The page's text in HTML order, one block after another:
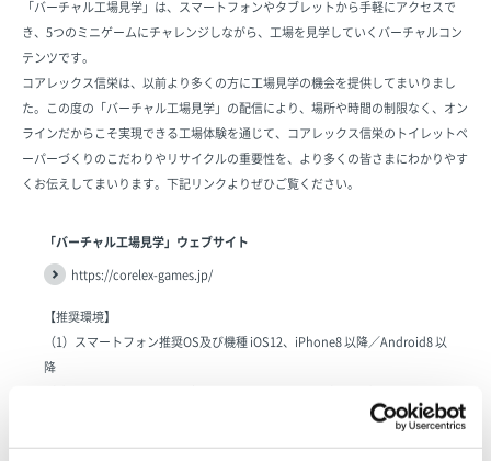
「バーチャル工場見学」は、スマートフォンやタブレットから手軽にアクセスで
き、5つのミニゲームにチャレンジしながら、工場を見学していくバーチャルコン
テンツです。
コアレックス信栄は、以前より多くの方に工場見学の機会を提供してまいりまし
た。この度の「バーチャル工場見学」の配信により、場所や時間の制限なく、オン
ラインだからこそ実現できる工場体験を通じて、コアレックス信栄のトイレットペ
ーパーづくりのこだわりやリサイクルの重要性を、より多くの皆さまにわかりやす
くお伝えしてまいります。下記リンクよりぜひご覧ください。
「バーチャル工場見学」ウェブサイト
https://corelex-games.jp/
【推奨環境】
（1）スマートフォン推奨OS及び機種 iOS12、iPhone8 以降／Android8 以
降